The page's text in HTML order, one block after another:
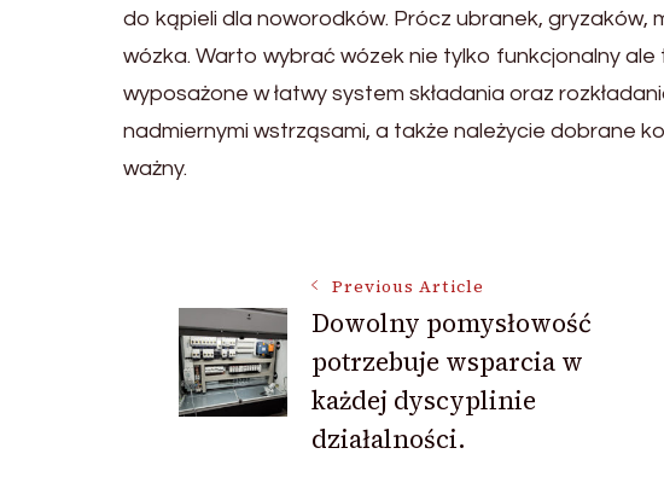
do kąpieli dla noworodków. Prócz ubranek,
wózka. Warto wybrać wózek nie tylko funkcjonalny ale
wyposażone w łatwy system składania oraz
nadmiernymi wstrząsami, a także należycie dobrane
ważny.
Navigation
Previous Article
Dowolny pomysłowość
potrzebuje wsparcia w
każdej dyscyplinie
działalności.